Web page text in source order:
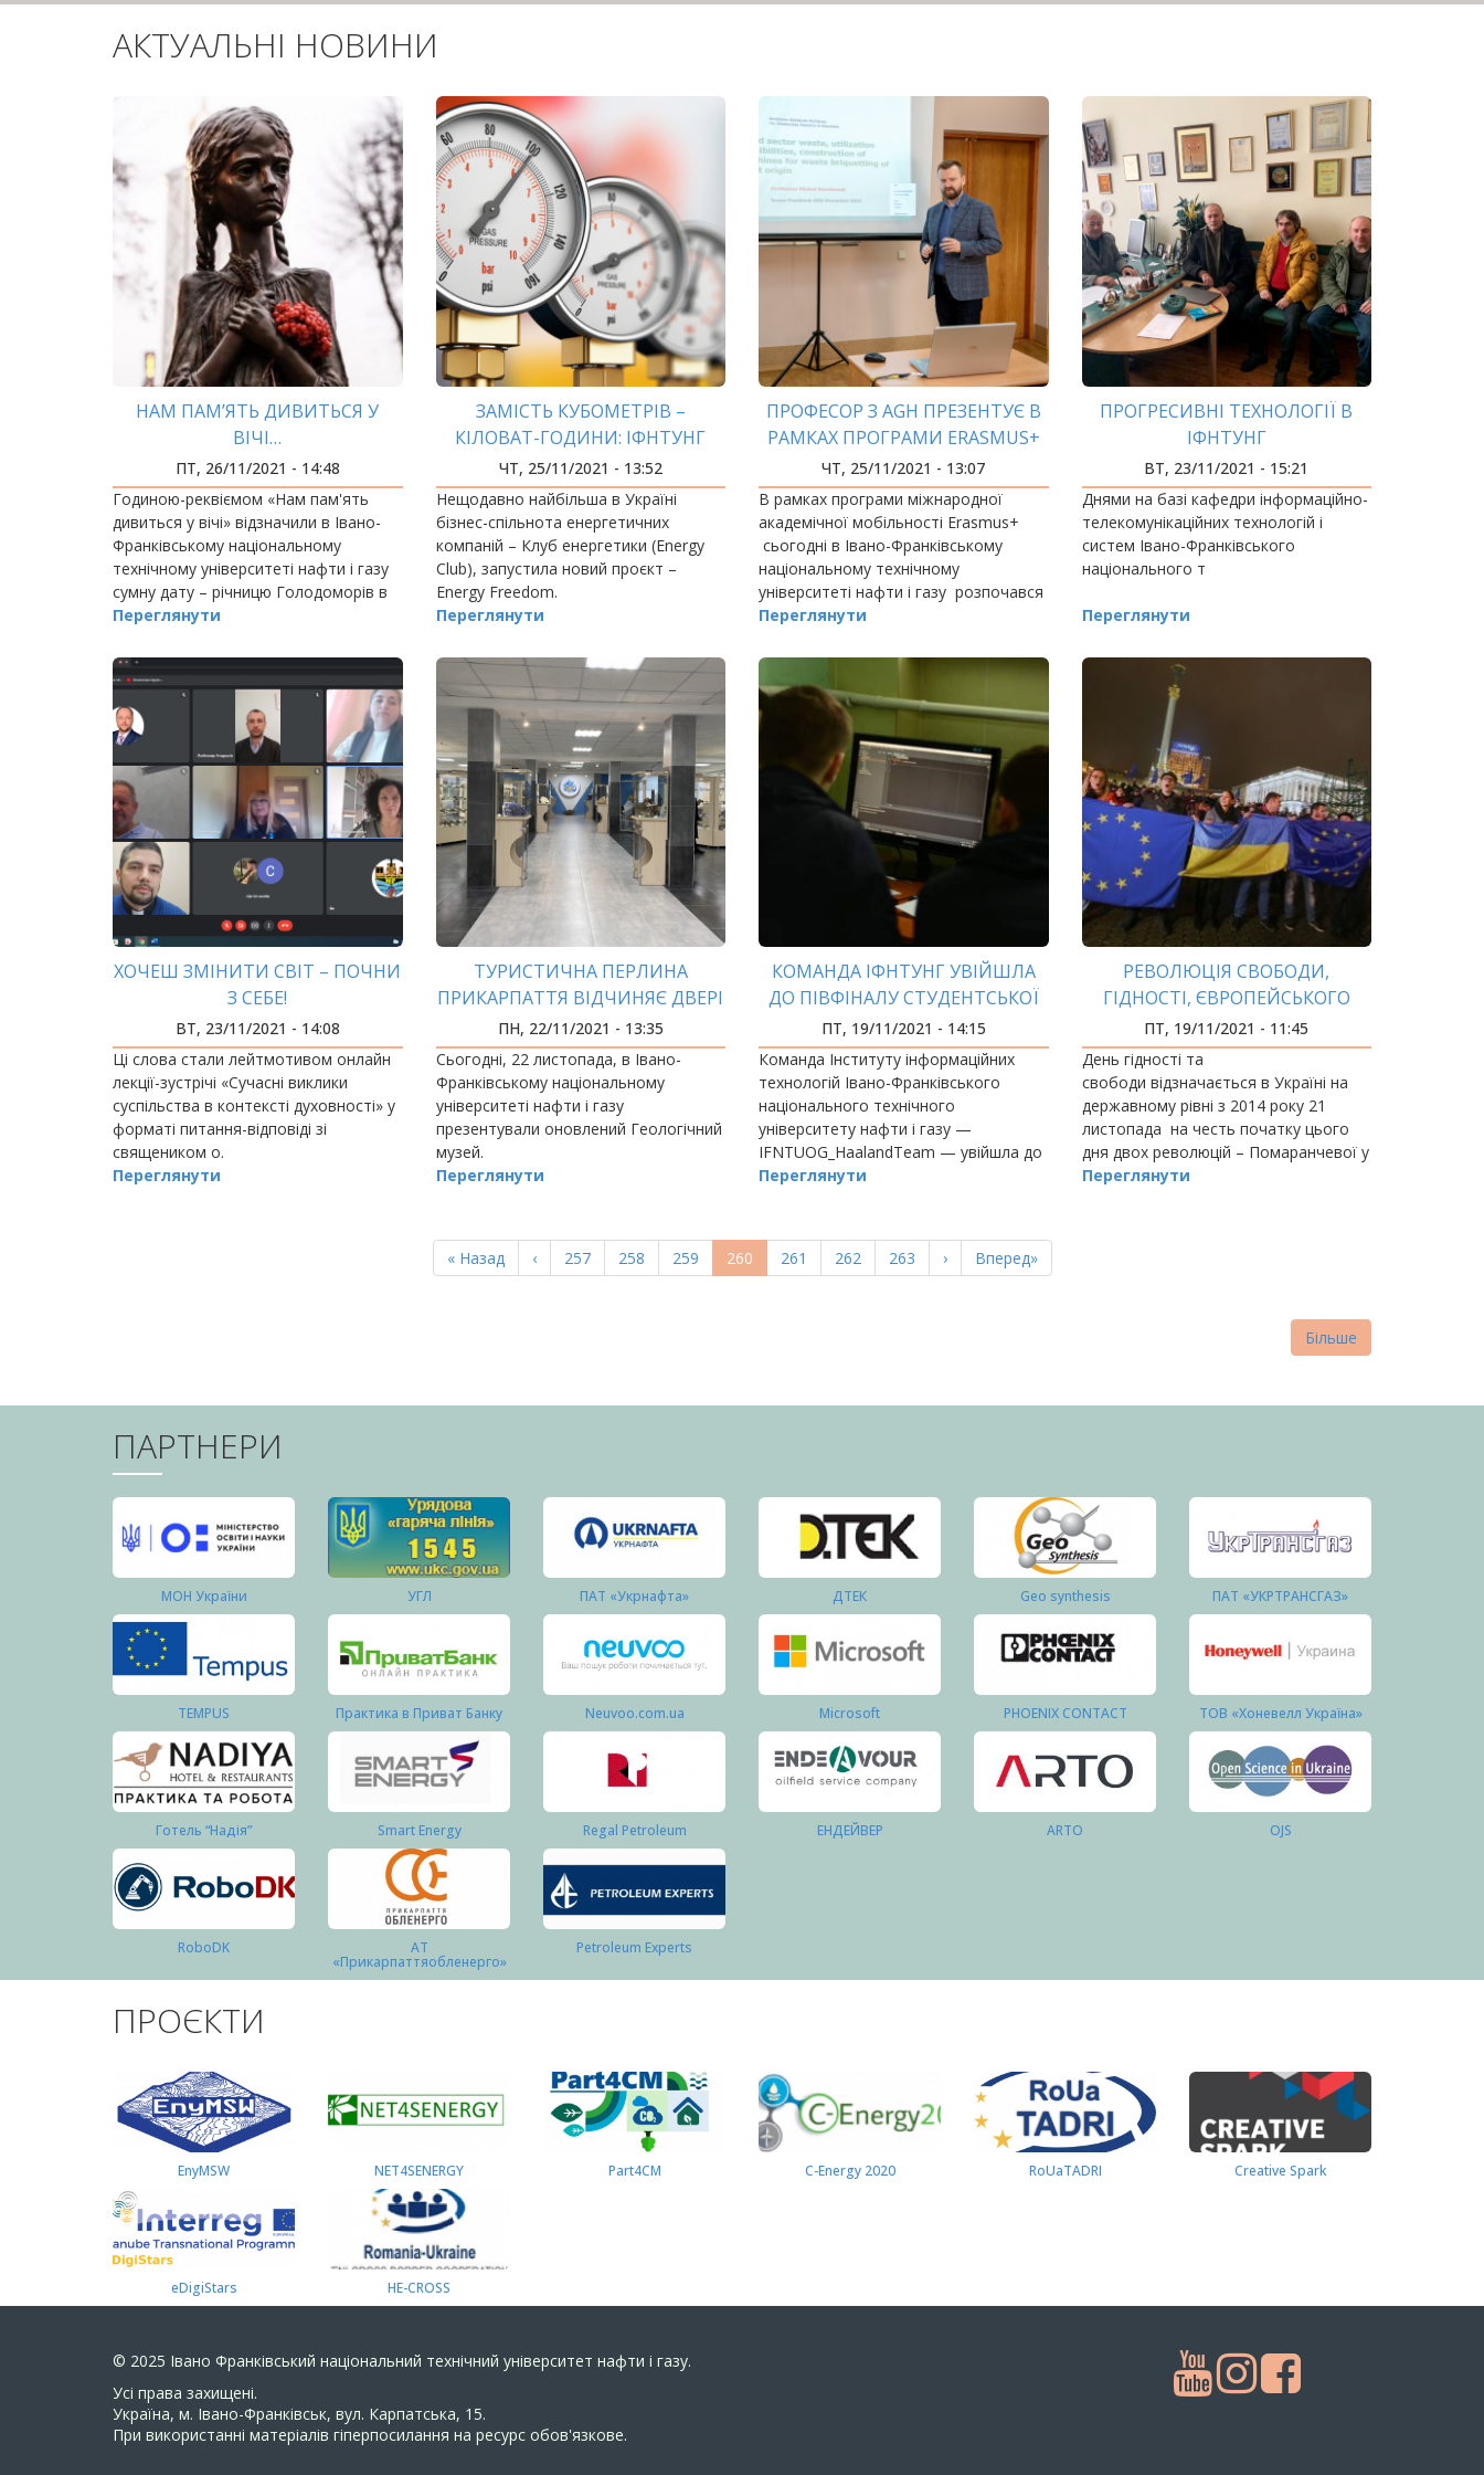
АКТУАЛЬНІ НОВИНИ
НАМ ПАМ’ЯТЬ ДИВИТЬСЯ У
ВІЧІ…
ПТ, 26/11/2021 - 14:48
Годиною-реквіємом «Нам пам'ять
дивиться у вічі» відзначили в Івано-
Франківському національному
технічному університеті нафти і газу
сумну дату – річницю Голодоморів в
Україні.
Переглянути
ЗАМІСТЬ КУБОМЕТРІВ –
КІЛОВАТ-ГОДИНИ: ІФНТУНГ
ДОЛУЧИВСЯ ДО ENERGY
FREEDOM
ЧТ, 25/11/2021 - 13:52
Нещодавно найбільша в Україні
бізнес-спільнота енергетичних
компаній – Клуб енергетики (Energy
Club), запустила новий проєкт –
Energy Freedom.
Переглянути
ПРОФЕСОР З AGH ПРЕЗЕНТУЄ В
РАМКАХ ПРОГРАМИ ERASMUS+
НАУКОВІ ДОСЛІДЖЕННЯ
ЧТ, 25/11/2021 - 13:07
В рамках програми міжнародної
академічної мобільності Erasmus+
сьогодні в Івано-Франківському
національному технічному
університеті нафти і газу розпочався
робочий візит професора кафедри
Переглянути
ПРОГРЕСИВНІ ТЕХНОЛОГІЇ В
ІФНТУНГ
ВТ, 23/11/2021 - 15:21
Днями на базі кафедри інформаційно-
телекомунікаційних технологій і
систем Івано-Франківського
національного т
Переглянути
ХОЧЕШ ЗМІНИТИ СВІТ – ПОЧНИ
З СЕБЕ!
ВТ, 23/11/2021 - 14:08
Ці слова стали лейтмотивом онлайн
лекції-зустрічі «Сучасні виклики
суспільства в контексті духовності» у
форматі питання-відповіді зі
священиком о.
Переглянути
ТУРИСТИЧНА ПЕРЛИНА
ПРИКАРПАТТЯ ВІДЧИНЯЄ ДВЕРІ
ДЛЯ ВІДВІДУВАЧІВ!
ПН, 22/11/2021 - 13:35
Сьогодні, 22 листопада, в Івано-
Франківському національному
університеті нафти і газу
презентували оновлений Геологічний
музей.
Переглянути
КОМАНДА ІФНТУНГ УВІЙШЛА
ДО ПІВФІНАЛУ СТУДЕНТСЬКОЇ
ПЕРШОСТІ СВІТУ З
ПРОГРАМУВАННЯ ICPC У
ПІВДЕННО-СХІДНІЙ ЄВРОПІ
ПТ, 19/11/2021 - 14:15
Команда Інституту інформаційних
технологій Івано-Франківського
національного технічного
університету нафти і газу —
IFNTUOG_HaalandTeam — увійшла до
півфіналу конкурсу SEERC-2021,
Переглянути
РЕВОЛЮЦІЯ СВОБОДИ,
ГІДНОСТІ, ЄВРОПЕЙСЬКОГО
ВИБОРУ
ПТ, 19/11/2021 - 11:45
День гідності та
свободи відзначається в Україні на
державному рівні з 2014 року 21
листопада на честь початку цього
дня двох революцій – Помаранчевої у
2004 році та Євромайдану і Революції
Переглянути
Перша
сторінка
« Назад
Попередня
сторінка
‹ Page
257 Page
258 Page
259
Поточна
сторінка
260 Page
261 Page
262 Page
263
Наступна
сторінка
›
Остання
сторінка
Вперед»
Більше
ПАРТНЕРИ
МОН України УГЛ ПАТ «Укрнафта» ДТЕК Geo synthesis ПАТ «УКРТРАНСГАЗ»
TEMPUS Практика в Приват Банку Neuvoo.com.ua Microsoft PHOENIX CONTACT ТОВ «Хоневелл Україна»
Готель “Надія” Smart Energy Regal Petroleum ЕНДЕЙВЕР ARTO OJS
RoboDK АТ
«Прикарпаттяобленерго»
Petroleum Experts
ПРОЄКТИ
EnyMSW NET4SENERGY Part4СМ C-Energy 2020 RoUaTADRI Creative Spark
eDigiStars HE-CROSS
© 2025 Івано Франківський національний технічний університет нафти і газу.
Усi права захищенi.
Україна, м. Івано-Франківськ, вул. Карпатська, 15.
При використанні матеріалів гіперпосилання на ресурс обов'язкове.